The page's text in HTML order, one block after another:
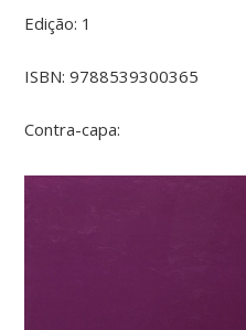
Edição: 1
ISBN: 9788539300365
Contra-capa: